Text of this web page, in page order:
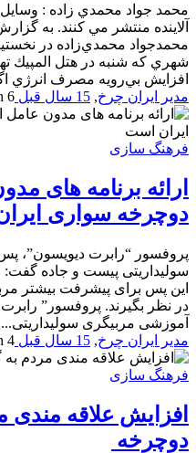
محمد جواد محمدي زاده : وسايل
آلاينده منتشر مي كنند. به
محمدجواد محمدي‌زاده در
شهري كه شنبه در هتل المپيك
افزايش بي‌رويه مصرف انرژي
مدیر ایران چرخ, 15 سال قبل 6 min
فرهنگ سازی
ارائه برنامه های
دوچرخه سواری
پروفسور “رابرت دیویسون”، پس
سولیداریتی پیست و جاده گفت:
این پس برای پیشرفت بیشتر
در نظر بگیرند. پروفسور”
آموزشی مربیگری سولیداریتی...
مدیر ایران چرخ, 15 سال قبل 4 min
فرهنگ سازی
افزایش علاقه مندی
دوچرخه